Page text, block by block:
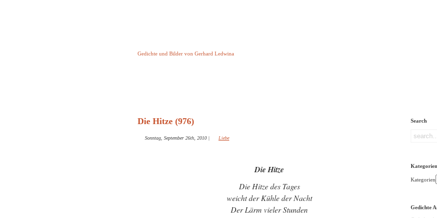
Gedichte und Bilder von Gerhard Ledwina
Die Hitze (976)
Sonntag, September 26th, 2010 | Liebe
Die Hitze
Die Hitze des Tages
weicht der Kühle der Nacht
Der Lärm vieler Stunden
Search
Kategorien
Kategorien
Gedichte